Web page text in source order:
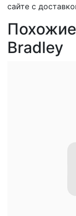
сайте с
Bradley